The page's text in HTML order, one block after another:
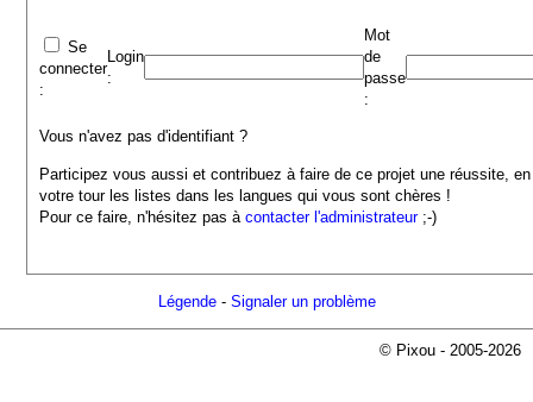
Se
connecter
:
Login
:
Mot
de
passe
:
Vous n'avez pas d'identifiant ?
Participez vous aussi et contribuez à faire de ce projet une réussite,
votre tour les listes dans les langues qui vous sont chères !
Pour ce faire, n'hésitez pas àcontacter l'administrateur;-)
Légende- Signaler un problème
© Pixou - 2005-2026